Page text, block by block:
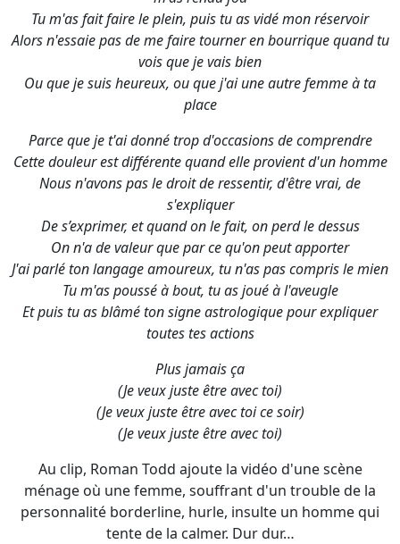
Tu m'as fait faire le plein, puis tu as vidé mon réservoir
Alors n'essaie pas de me faire tourner en bourrique quand tu
vois que je vais bien
Ou que je suis heureux, ou que j'ai une autre femme à ta
place
Parce que je t'ai donné trop d'occasions de comprendre
Cette douleur est différente quand elle provient d'un homme
Nous n'avons pas le droit de ressentir, d'être vrai, de
s'expliquer
De s’exprimer, et quand on le fait, on perd le dessus
On n'a de valeur que par ce qu'on peut apporter
J'ai parlé ton langage amoureux, tu n'as pas compris le mien
Tu m'as poussé à bout, tu as joué à l'aveugle
Et puis tu as blâmé ton signe astrologique pour expliquer
toutes tes actions
Plus jamais ça
(Je veux juste être avec toi)
(Je veux juste être avec toi ce soir)
(Je veux juste être avec toi)
Au clip, Roman Todd ajoute la vidéo d'une scène
ménage où une femme, souffrant d'un trouble de la
personnalité borderline, hurle, insulte un homme qui
tente de la calmer. Dur dur…